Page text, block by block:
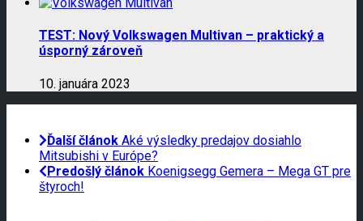
TEST: Nový Volkswagen Multivan – praktický a
úsporný zároveň
10. januára 2023
Ďalší článok Aké výsledky predajov dosiahlo
Mitsubishi v Európe?
Predošlý článok Koenigsegg Gemera – Mega GT pre
štyroch!